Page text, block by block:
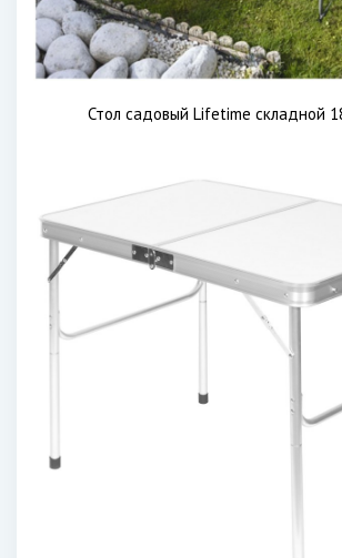
Стол садовый Lifetime складной